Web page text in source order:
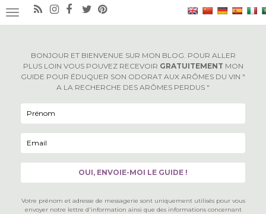
×
BONJOUR ET BIENVENUE SUR MON BLOG. POUR ALLER
PLUS LOIN VOUS POUVEZ RECEVOIR GRATUITEMENT MON
GUIDE POUR ÉDUQUER SON ODORAT AUX ARÔMES DU VIN "
A LA RECHERCHE DES ARÔMES PERDUS "
Votre prénom et adresse de messagerie sont uniquement utilisés pour vous
envoyer notre lettre d'information ainsi que des informations concernant
OUVRIR/FERMER LA NAVIGATION